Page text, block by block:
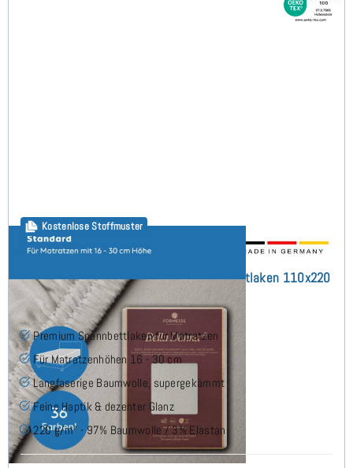
Kostenlose Stoffmuster
Bella Donna Jersey (bis 30cm) Spannbettlaken 110x220
cm
(99)
Premium Spannbettlaken für Matratzen
Für Matratzenhöhen 16 - 30 cm
Langfaserige Baumwolle, supergekämmt
Feine Haptik & dezenter Glanz
220 g/m² - 97% Baumwolle / 3% Elastan